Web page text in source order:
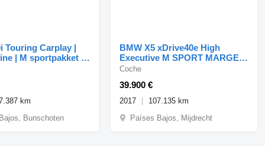
Touring Carplay |
| M sportpakket |
km
Bunschoten
BMW X5 xDrive40e High
Executive M SPORT MARGE
AUTO
39.900 €
Coche
2017
107.135 km
Países Bajos, Mijdrecht